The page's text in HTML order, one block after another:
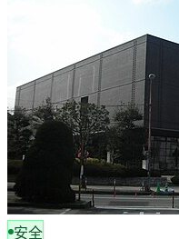
安全